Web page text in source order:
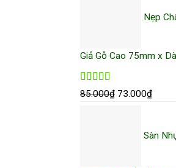
485.000₫.là:
Nẹp
Giả Gỗ Cao 75mm x
Được xếp
4.96
85.000₫ Giá
85.000₫.
73.000₫Giá
là:
Sàn